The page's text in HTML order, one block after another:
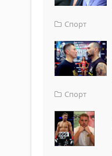
Спорт
Спорт